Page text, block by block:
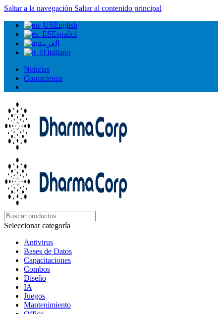
Saltar a la navegación Saltar al contenido principal
English
Español
العربية
Italiano
Noticias
Contactenos
Seleccionar categoría
Antivirus
Bases de Datos
Capacitaciones
Combos
Diseño
IA
Juegos
Mantenimiento